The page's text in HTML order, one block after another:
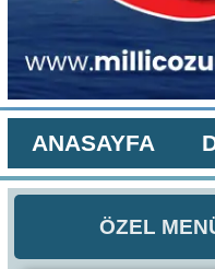
ANASAYFA
ÖZEL